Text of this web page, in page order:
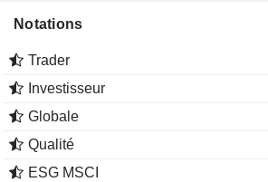
Notations
Trader
Investisseur
Globale
Qualité
ESG MSCI